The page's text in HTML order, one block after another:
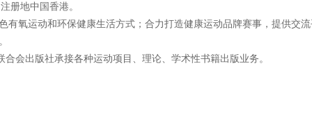
册地中国香港。
有氧运动和环保健康生活方式；合力打造健康运动品牌赛事，提供交
出版社承接各种运动项目、理论、学术性书籍出版业务。